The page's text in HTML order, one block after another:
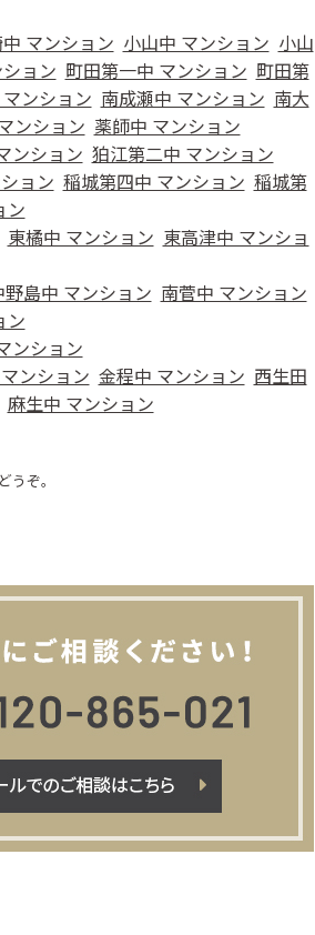
マンション 小山中 マンション 小山
ョン 町田第一中 マンション 町田第
ンション 南成瀬中 マンション 南大
ンション 薬師中 マンション
ンション 狛江第二中 マンション
ョン 稲城第四中 マンション 稲城第
ン
東橘中 マンション 東高津中 マンショ
野島中 マンション 南菅中 マンション
ン
ンション
ンション 金程中 マンション 西生田
麻生中 マンション
ぞ。